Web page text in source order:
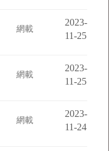
網載
2023-
11-25
網載
2023-
11-25
網載
2023-
11-24